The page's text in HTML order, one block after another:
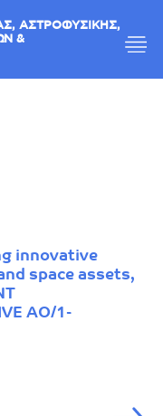
ΑΣΤΡΟΦΥΣΙΚΗΣ,
&
innovative
space assets,
AO/1-